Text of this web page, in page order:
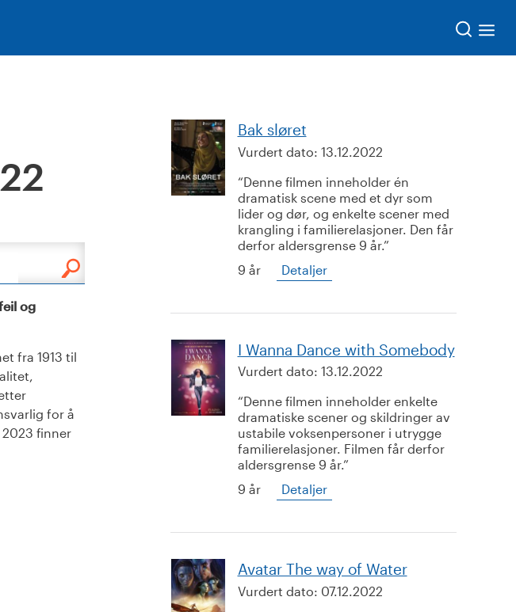
og
fra 1913 til
for å
finner
Bak sløret
Vurdert dato: 13.12.2022
Denne filmen inneholder én
dramatisk scene med et dyr som
lider og dør, og enkelte scener med
krangling i familierelasjoner. Den får
derfor aldersgrense 9 år.
9 år
Detaljer
I Wanna Dance with Somebody
Vurdert dato: 13.12.2022
Denne filmen inneholder enkelte
dramatiske scener og skildringer av
ustabile voksenpersoner i utrygge
familierelasjoner. Filmen får derfor
aldersgrense 9 år.
9 år
Detaljer
Avatar The way of Water
Vurdert dato: 07.12.2022